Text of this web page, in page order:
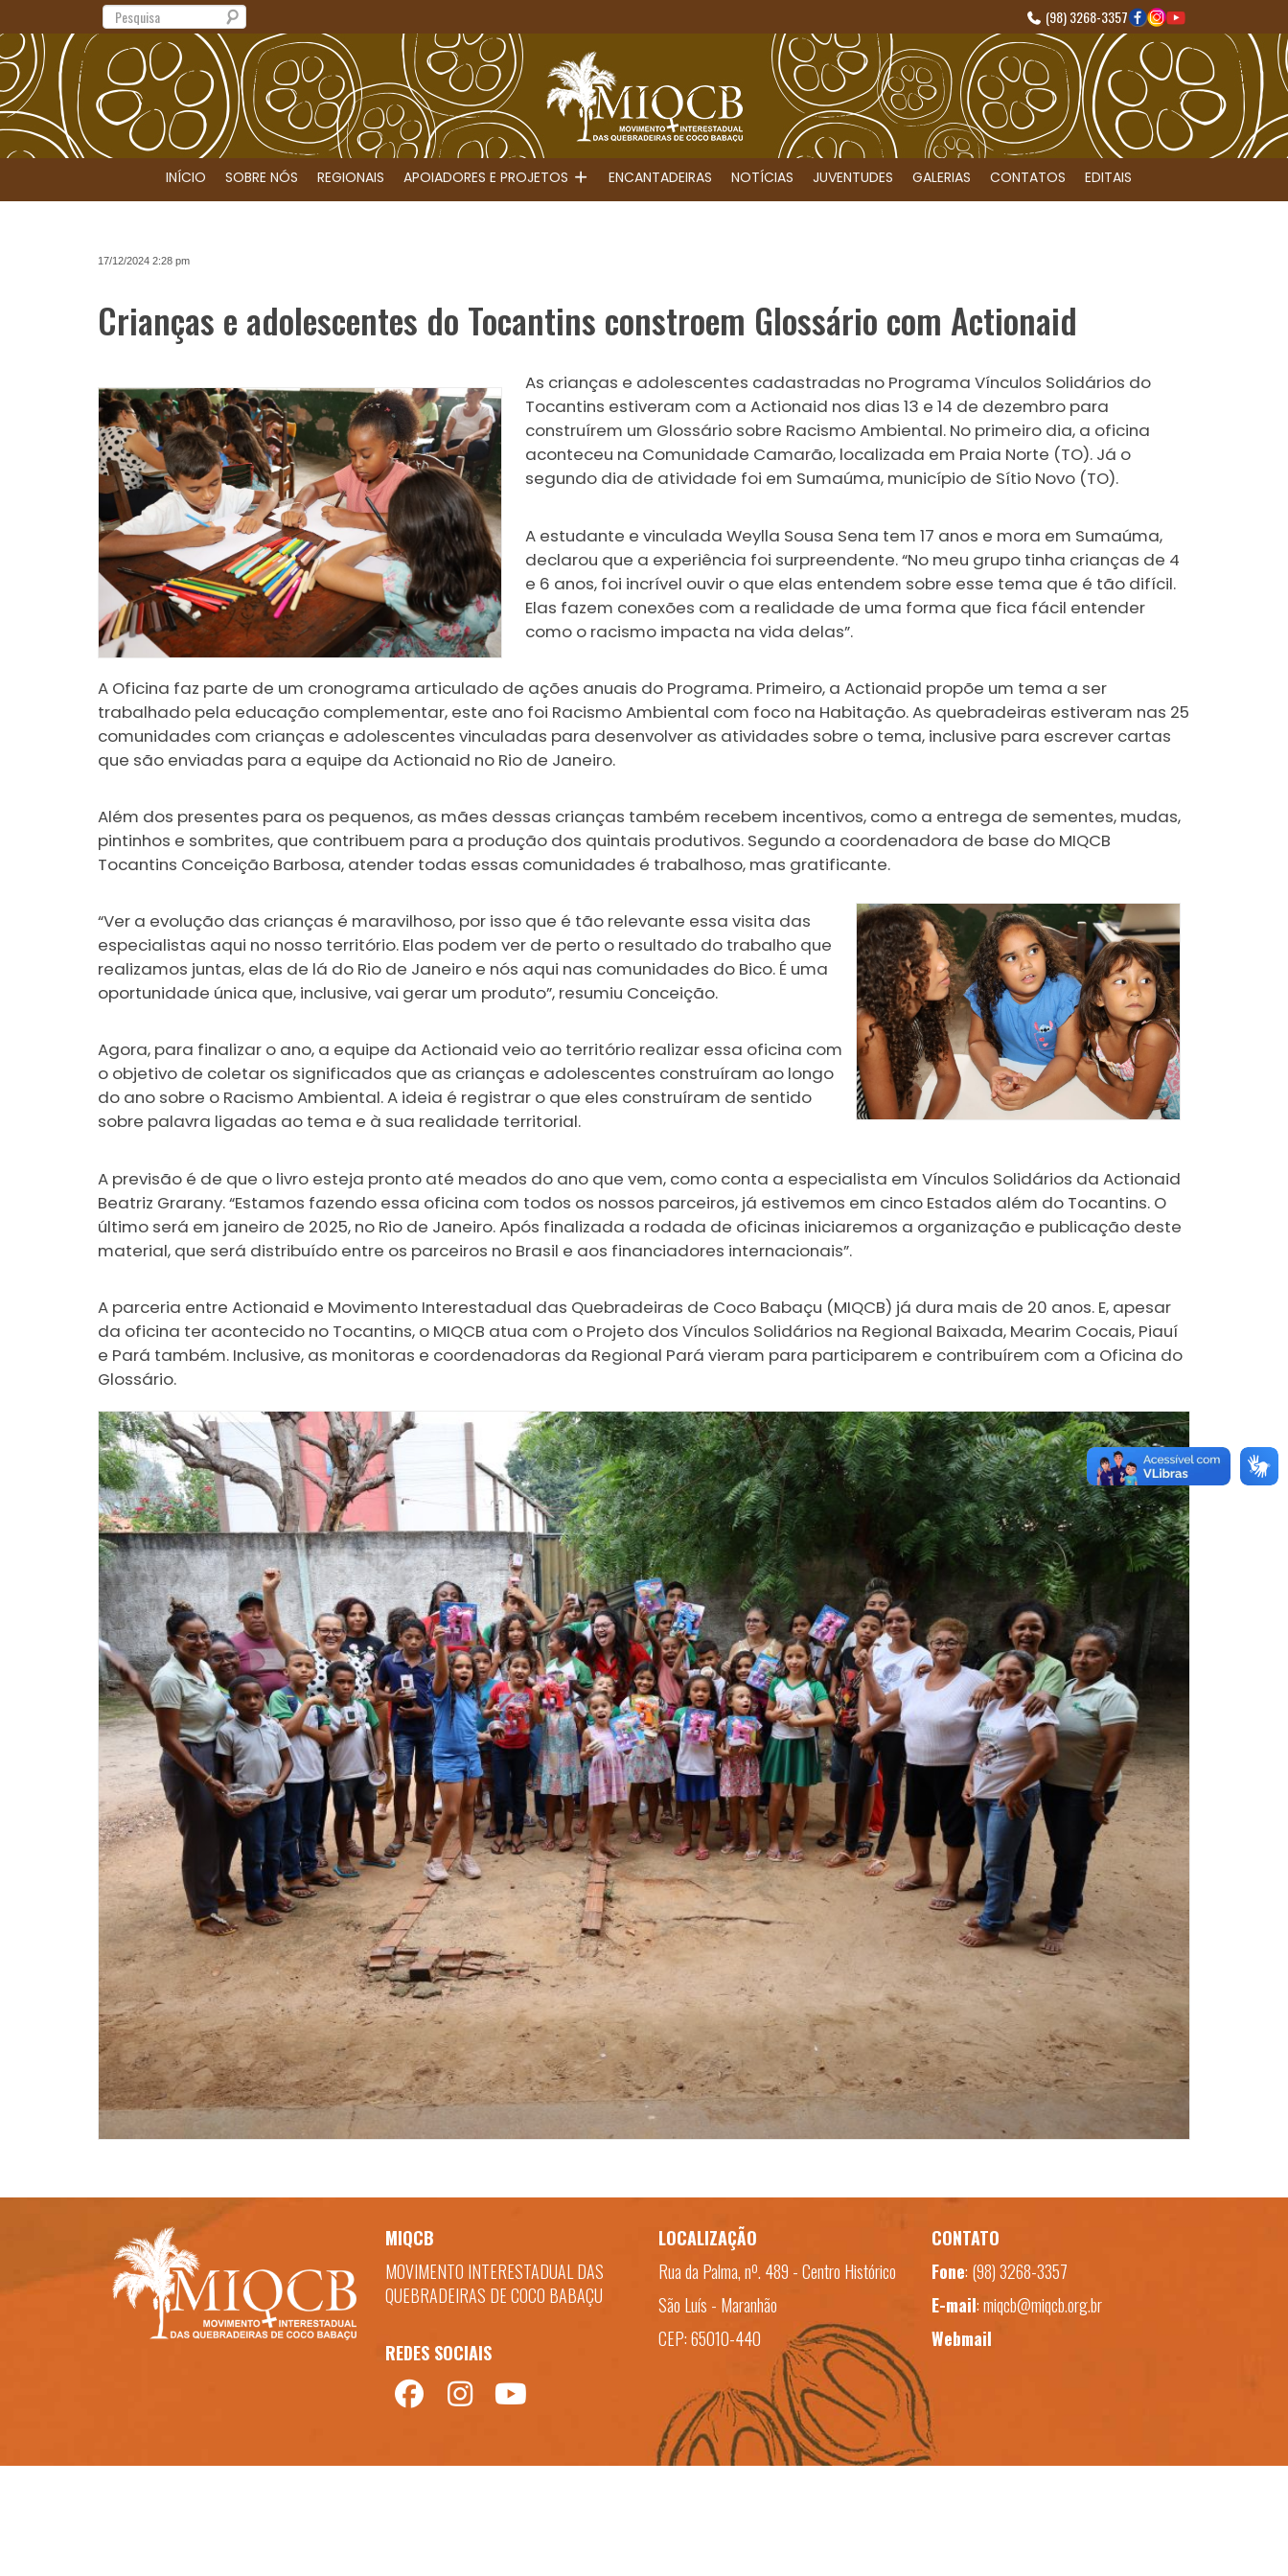
Search (98) 3268-3357
INÍCIO SOBRE NÓS REGIONAIS APOIADORES E PROJETOS ENCANTADEIRAS NOTÍCIAS JUVENTUDES GALERIAS CONTATOS EDITAIS
17/12/2024 2:28 pm
Crianças e adolescentes do Tocantins constroem Glossário com Actionaid
As crianças e adolescentes cadastradas no Programa Vínculos Solidários do
Tocantins estiveram com a Actionaid nos dias 13 e 14 de dezembro para
construírem um Glossário sobre Racismo Ambiental. No primeiro dia, a oficina
aconteceu na Comunidade Camarão, localizada em Praia Norte (TO). Já o
segundo dia de atividade foi em Sumaúma, município de Sítio Novo (TO).
A estudante e vinculada Weylla Sousa Sena tem 17 anos e mora em Sumaúma,
declarou que a experiência foi surpreendente. “No meu grupo tinha crianças de 4
e 6 anos, foi incrível ouvir o que elas entendem sobre esse tema que é tão difícil.
Elas fazem conexões com a realidade de uma forma que fica fácil entender
como o racismo impacta na vida delas”.
A Oficina faz parte de um cronograma articulado de ações anuais do Programa. Primeiro, a Actionaid propõe um tema a ser
trabalhado pela educação complementar, este ano foi Racismo Ambiental com foco na Habitação. As quebradeiras estiveram nas 25
comunidades com crianças e adolescentes vinculadas para desenvolver as atividades sobre o tema, inclusive para escrever cartas
que são enviadas para a equipe da Actionaid no Rio de Janeiro.
Além dos presentes para os pequenos, as mães dessas crianças também recebem incentivos, como a entrega de sementes, mudas,
pintinhos e sombrites, que contribuem para a produção dos quintais produtivos. Segundo a coordenadora de base do MIQCB
Tocantins Conceição Barbosa, atender todas essas comunidades é trabalhoso, mas gratificante.
“Ver a evolução das crianças é maravilhoso, por isso que é tão relevante essa visita das
especialistas aqui no nosso território. Elas podem ver de perto o resultado do trabalho que
realizamos juntas, elas de lá do Rio de Janeiro e nós aqui nas comunidades do Bico. É uma
oportunidade única que, inclusive, vai gerar um produto”, resumiu Conceição.
Agora, para finalizar o ano, a equipe da Actionaid veio ao território realizar essa oficina com
o objetivo de coletar os significados que as crianças e adolescentes construíram ao longo
do ano sobre o Racismo Ambiental. A ideia é registrar o que eles construíram de sentido
sobre palavra ligadas ao tema e à sua realidade territorial.
A previsão é de que o livro esteja pronto até meados do ano que vem, como conta a especialista em Vínculos Solidários da Actionaid
Beatriz Grarany. “Estamos fazendo essa oficina com todos os nossos parceiros, já estivemos em cinco Estados além do Tocantins. O
último será em janeiro de 2025, no Rio de Janeiro. Após finalizada a rodada de oficinas iniciaremos a organização e publicação deste
material, que será distribuído entre os parceiros no Brasil e aos financiadores internacionais”.
A parceria entre Actionaid e Movimento Interestadual das Quebradeiras de Coco Babaçu (MIQCB) já dura mais de 20 anos. E, apesar
da oficina ter acontecido no Tocantins, o MIQCB atua com o Projeto dos Vínculos Solidários na Regional Baixada, Mearim Cocais, Piauí
e Pará também. Inclusive, as monitoras e coordenadoras da Regional Pará vieram para participarem e contribuírem com a Oficina do
Glossário.
MIQCB
MOVIMENTO INTERESTADUAL DAS
QUEBRADEIRAS DE COCO BABAÇU
REDES SOCIAIS
LOCALIZAÇÃO
Rua da Palma, nº. 489 - Centro Histórico
São Luís - Maranhão
CEP: 65010-440
CONTATO
Fone: (98) 3268-3357
E-mail:miqcb@miqcb.org.br
Webmail